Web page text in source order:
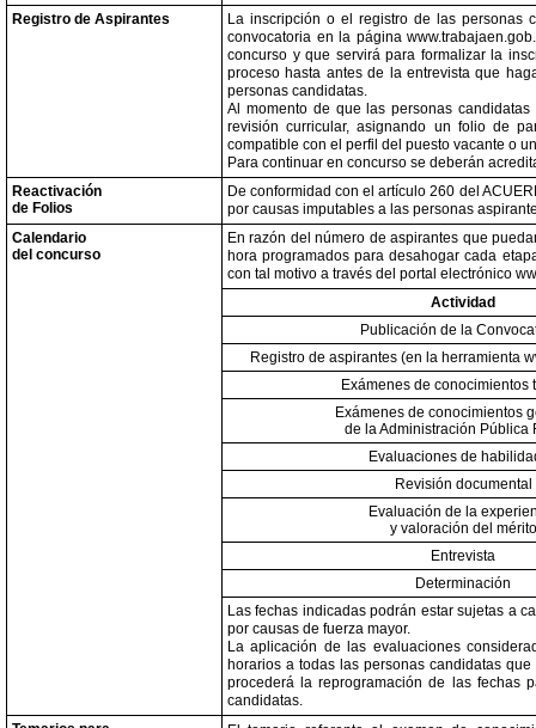
Registro de Aspirantes
La inscripción o el registro de las personas
convocatoria en la página
concurso y que servirá para formalizar la
proceso hasta antes de la entrevista que
personas candidatas.
Al momento de que las personas
revisión curricular, asignando un folio de
compatible con el perfil del puesto vacante o
Para continuar en concurso se deberán
Reactivación
de Folios
De conformidad con el artículo 260 del
por causas imputables a las personas
Calendario
del concurso
En razón del número de aspirantes que
hora programados para desahogar cada
con tal motivo a través del portal electrónico
Actividad
Publicación de la
Registro de aspirantes (en la herramienta
Exámenes de conocimientos
Exámenes de conocimientos
de la Administración Pública
Evaluaciones de
Revisión documental
Evaluación de la
y valoración del mérito
Entrevista
Determinación
Las fechas indicadas podrán estar sujetas a
por causas de fuerza mayor.
La aplicación de las evaluaciones
horarios a todas las personas candidatas
procederá la reprogramación de las fechas
candidatas.